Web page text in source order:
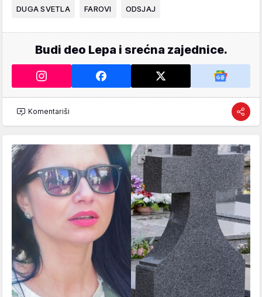
DUGA SVETLA FAROVI ODSJAJ
Budi deo Lepa i srećna zajednice.
Komentariši